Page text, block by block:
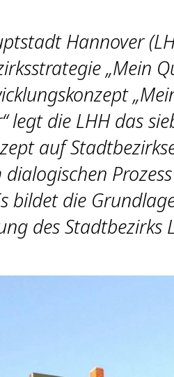
Hannover
„Mein
legt die LHH das
auf
bildet die
des Stadtbezirks